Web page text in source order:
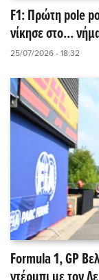
F1: Πρώτη pole
νίκησε στο...
25/07/2026 - 18:32
Formula 1, GP